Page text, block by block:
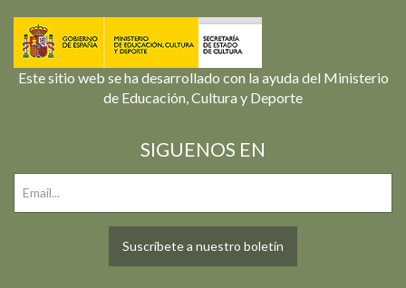
Este sitio web se ha desarrollado con la ayuda del Ministerio
de Educación, Cultura y Deporte
SIGUENOS EN
Suscríbete a nuestro boletín